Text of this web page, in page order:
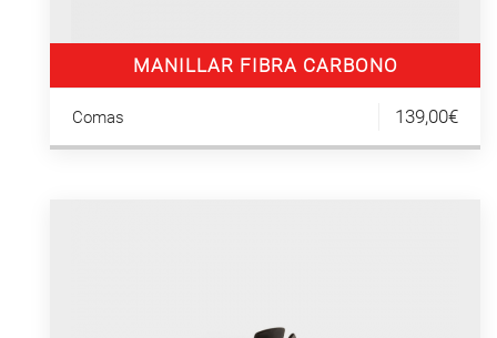
MANILLAR FIBRA CARBONO
Comas 139,00€